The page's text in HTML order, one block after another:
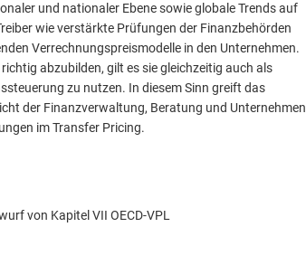
und nationaler Ebene sowie globale Trends auf
wie verstärkte Prüfungen der Finanzbehörden
Verrechnungspreismodelle in den Unternehmen.
abzubilden, gilt es sie gleichzeitig auch als
zu nutzen. In diesem Sinn greift das
der Finanzverwaltung, Beratung und Unternehmen
im Transfer Pricing.
von Kapitel VII OECD-VPL